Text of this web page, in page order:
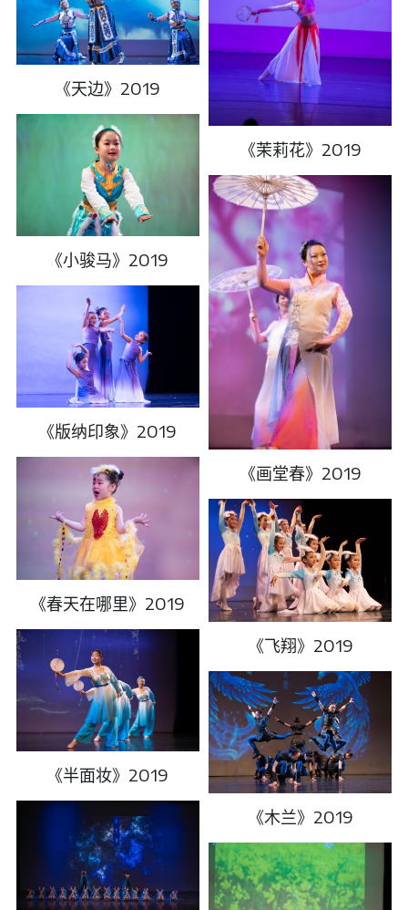
《天边》2019
《小骏马》2019
《版纳印象》2019
《春天在哪里》2019
《半面妆》2019
《茉莉花》2019
《画堂春》2019
《飞翔》2019
《木兰》2019